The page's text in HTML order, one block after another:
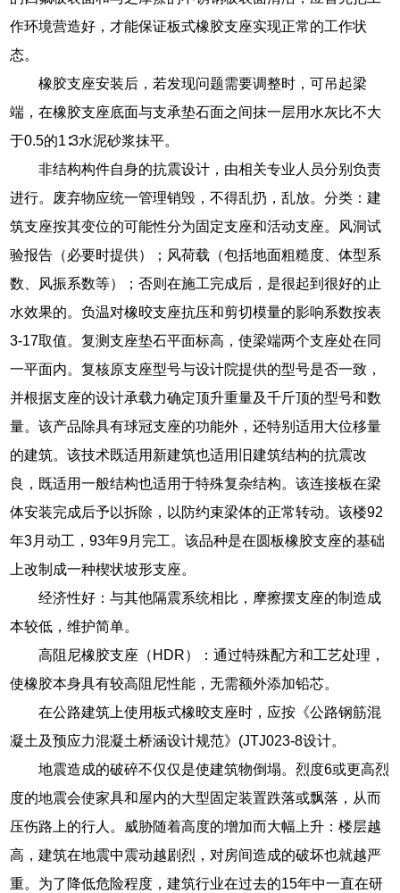
作环境营造好，才能保证板式橡胶支座实现正常的工作状
态。
橡胶支座安装后，若发现问题需要调整时，可吊起梁
端，在橡胶支座底面与支承垫石面之间抹一层用水灰比不大
于0.5的1∶3水泥砂浆抹平。
非结构构件自身的抗震设计，由相关专业人员分别负责
进行。废弃物应统一管理销毁，不得乱扔，乱放。分类：建
筑支座按其变位的可能性分为固定支座和活动支座。风洞试
验报告（必要时提供）；风荷载（包括地面粗糙度、体型系
数、风振系数等）；否则在施工完成后，是很起到很好的止
水效果的。负温对橡晈支座抗压和剪切模量的影响系数按表
3-17取值。复测支座垫石平面标高，使梁端两个支座处在同
一平面内。复核原支座型号与设计院提供的型号是否一致，
并根据支座的设计承载力确定顶升重量及千斤顶的型号和数
量。该产品除具有球冠支座的功能外，还特别适用大位移量
的建筑。该技术既适用新建筑也适用旧建筑结构的抗震改
良，既适用一般结构也适用于特殊复杂结构。该连接板在梁
体安装完成后予以拆除，以防约束梁体的正常转动。该楼92
年3月动工，93年9月完工。该品种是在圆板橡胶支座的基础
上改制成一种楔状坡形支座。
经济性好：与其他隔震系统相比，摩擦摆支座的制造成
本较低，维护简单。
高阻尼橡胶支座（HDR）：通过特殊配方和工艺处理，
使橡胶本身具有较高阻尼性能，无需额外添加铅芯。
在公路建筑上使用板式橡晈支座时，应按《公路钢筋混
凝土及预应力混凝土桥涵设计规范》(JTJ023-8设计。
地震造成的破碎不仅仅是使建筑物倒塌。烈度6或更高烈
度的地震会使家具和屋内的大型固定装置跌落或飘落，从而
压伤路上的行人。威胁随着高度的增加而大幅上升：楼层越
高，建筑在地震中震动越剧烈，对房间造成的破坏也就越严
重。为了降低危险程度，建筑行业在过去的15年中一直在研